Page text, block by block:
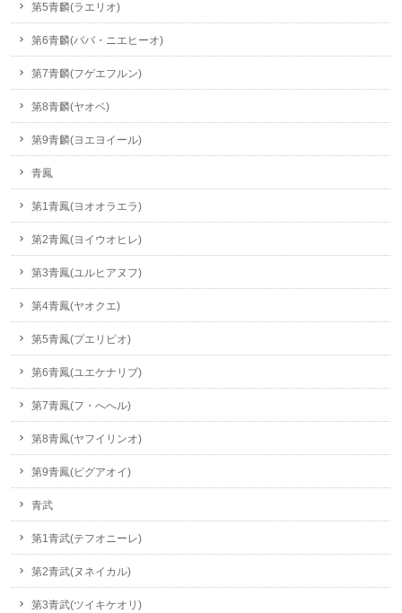
第5青麟(ラエリオ)
第6青麟(ババ・ニエヒーオ)
第7青麟(フゲエフルン)
第8青麟(ヤオベ)
第9青麟(ヨエヨイール)
青鳳
第1青鳳(ヨオオラエラ)
第2青鳳(ヨイウオヒレ)
第3青鳳(ユルヒアヌフ)
第4青鳳(ヤオクエ)
第5青鳳(プエリピオ)
第6青鳳(ユエケナリブ)
第7青鳳(フ・へへル)
第8青鳳(ヤフイリンオ)
第9青鳳(ピグアオイ)
青武
第1青武(テフオニーレ)
第2青武(ヌネイカル)
第3青武(ツイキケオリ)